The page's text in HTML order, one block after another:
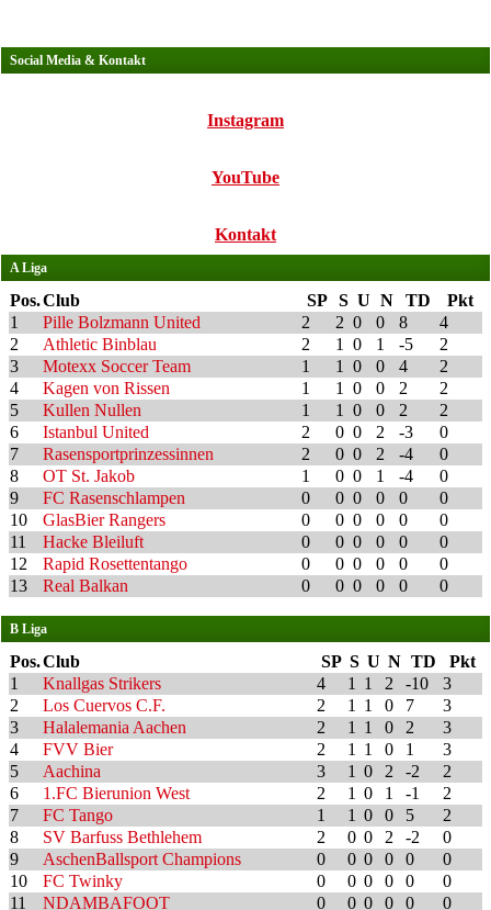
Social Media & Kontakt
Instagram
YouTube
Kontakt
A Liga
Pos.Club SP S U N TD
Pkt
1
Pille Bolzmann United 2 2 0 0 8
4
2
Athletic Binblau 2 1 0 1 -5
2
3
Motexx Soccer Team 1 1 0 0 4
2
4
Kagen von Rissen 1 1 0 0 2
2
5
Kullen Nullen 1 1 0 0 2
2
6
Istanbul United 2 0 0 2 -3
0
7
Rasensportprinzessinnen 2 0 0 2 -4
0
8
OT St. Jakob 1 0 0 1 -4
0
9
FC Rasenschlampen 0 0 0 0 0
0
10
GlasBier Rangers 0 0 0 0 0
0
11
Hacke Bleiluft 0 0 0 0 0
0
12
Rapid Rosettentango 0 0 0 0 0
0
13
Real Balkan 0 0 0 0 0 0
B Liga
Pos.Club SP S U N TD
Pkt
1
Knallgas Strikers 4 1 1 2 -10
3
2
Los Cuervos C.F. 2 1 1 0 7
3
3
Halalemania Aachen 2 1 1 0 2
3
4
FVV Bier 2 1 1 0 1
3
5
Aachina 3 1 0 2 -2
2
6
1.FC Bierunion West 2 1 0 1 -1
2
7
FC Tango 1 1 0 0 5
2
8
SV Barfuss Bethlehem 2 0 0 2 -2
0
9
AschenBallsport Champions 0 0 0 0 0
0
10
FC Twinky 0 0 0 0 0
0
11
NDAMBAFOOT 0 0 0 0 0 0